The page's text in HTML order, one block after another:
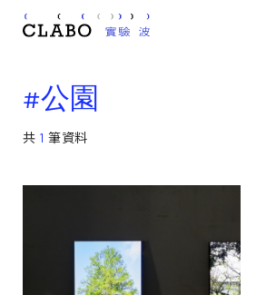
#公園
共 1 筆資料